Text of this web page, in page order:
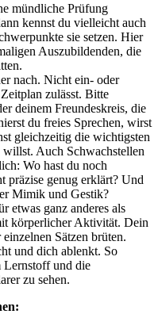
mündliche Prüfung
kennst du vielleicht auch
sie setzen. Hier
Auszubildenden, die
nach. Nicht ein- oder
zulässt. Bitte
deinem Freundeskreis, die
du freies Sprechen, wirst
gleichzeitig die wichtigsten
willst. Auch Schwachstellen
Wo hast du noch
präzise genug erklärt? Und
Mimik und Gestik?
etwas ganz anderes als
körperlicher Aktivität. Dein
Sätzen brüten.
und dich ablenkt. So
Lernstoff und die
zu sehen.